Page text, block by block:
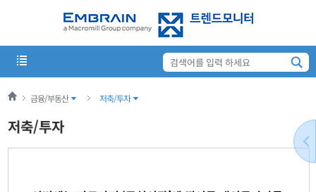
금융/부동산 저축/투자
저축/투자